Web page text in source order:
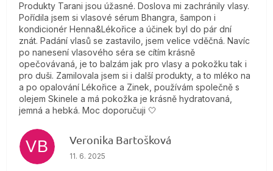
Produkty Tarani jsou úžasné. Doslova mi zachránily vlasy.
Pořídila jsem si vlasové sérum Bhangra, šampon i
kondicionér Henna&Lékořice a účinek byl do pár dní
znát. Padání vlasů se zastavilo, jsem velice vděčná. Navíc
po nanesení vlasového séra se cítím krásně
opečovávaná, je to balzám jak pro vlasy a pokožku tak i
pro duši. Zamilovala jsem si i další produkty, a to mléko na
a po opalování Lékořice a Zinek, používám společně s
olejem Skinele a má pokožka je krásně hydratovaná,
jemná a hebká. Moc doporučuji 🤍
VB Veronika Bartošková
Hodnotenie obchodu je 5 z 5 hviezdičiek.
11. 6. 2025